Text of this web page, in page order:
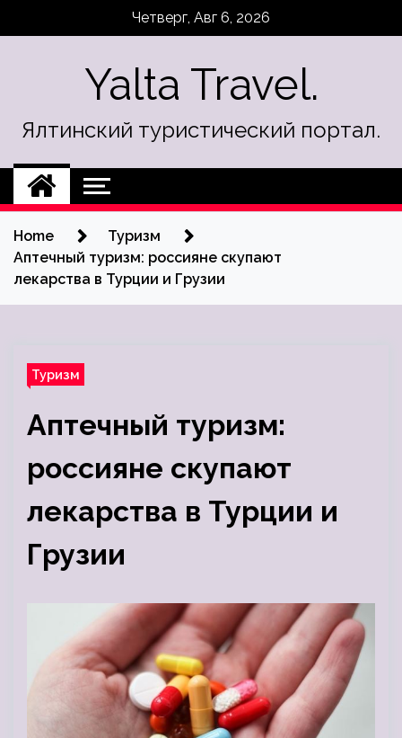
Четверг, Авг 6, 2026
Yalta Travel.
Ялтинский туристический портал.
Home
Туризм
Аптечный туризм: россияне скупают
лекарства в Турции и Грузии
Туризм
Аптечный туризм:
россияне скупают
лекарства в Турции и
Грузии